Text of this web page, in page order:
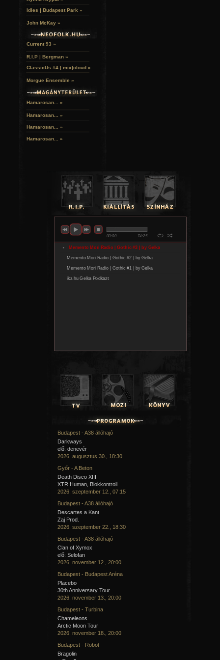
Idles | Budapest Park »
John McKay »
Current 93 »
R.I.P | Bergman »
ClassicUs #4 | mix|cloud »
Morgue Ensemble »
Hamarosan... »
Hamarosan... »
Hamarosan... »
Hamarosan... »
Budapest - A38 állóhajó
Darkways
elő: denevér
2026. augusztus 30., 18:30
Győr - A Beton
Death Disco XIII
XTR Human, Blokkontroll
2026. szeptember 12., 07:15
Budapest - A38 állóhajó
Descartes a Kant
Zaj Prod.
2026. szeptember 22., 18:30
Budapest - A38 állóhajó
Clan of Xymox
elő: Selofan
2026. november 12., 20:00
Budapest - Budapest Aréna
Placebo
30th Anniversary Tour
2026. november 13., 20:00
Budapest - Turbina
Chameleons
Arctic Moon Tour
2026. november 18., 20:00
Budapest - Robot
Bragolin